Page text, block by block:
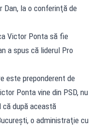
Dan, la o conferinţă de
Victor Ponta să fie
a spus că liderul Pro
este preponderent de
Ponta vine din PSD, nu
că după această
o administraţie cu